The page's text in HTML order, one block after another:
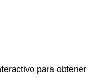
para obtener